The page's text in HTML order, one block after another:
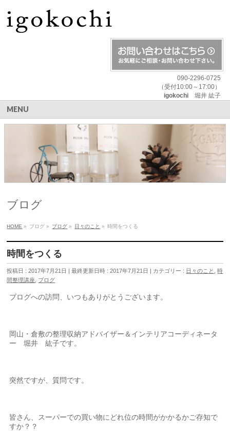
090-2296-0725
（受付10:00～17:00）
igokochi堀井 紘子
MENU
ブログ
HOME » ブログ » ブログ » 日々のこと » 時間をつくる
時間をつくる
投稿日 : 2017年7月21日 最終更新日時 : 2017年7月21日 カテゴリー : 日々のこと ,時
間整理講座
ブログ
ブログへの訪問、いつもありがとうございます。
岡山・倉敷の整理収納アドバイザー＆インテリアコーディネータ
ー 堀井 紘子です。
突然ですが、質問です。
皆さん、スーパーでの買い物にどれ位の時間がかかるかご存知で
すか？？